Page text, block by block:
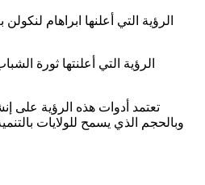
الرؤية التي أعلنها ابراهام
الرؤية التي أعلنتها ثورة الشباب في 2018 كانت تنادي ب “الحرية والسلام والعدالة” هذه الرؤية كاملة في الفاظها – لكنها تحتاج الى من يعرف ابعادها
تعتمد أدوات هذه الرؤية على
وبالحجم الذي يسمح للولايات